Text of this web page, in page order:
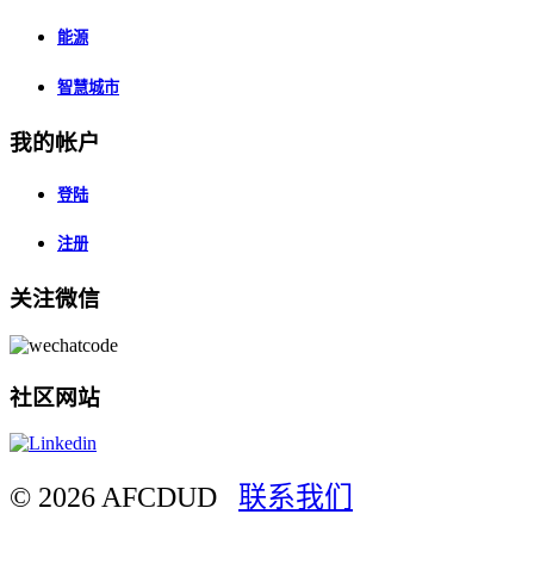
能源
智慧城市
我的帐户
登陆
注册
关注微信
社区网站
© 2026 AFCDUD 联系我们